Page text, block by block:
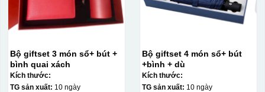
Bộ giftset 3 món sổ+ bút +
bình quai xách
Kích thước:
TG sản xuất: 10 ngày
Bộ giftset 4 món sổ+ bút
+bình + dù
Kích thước:
TG sản xuất: 10 ngày